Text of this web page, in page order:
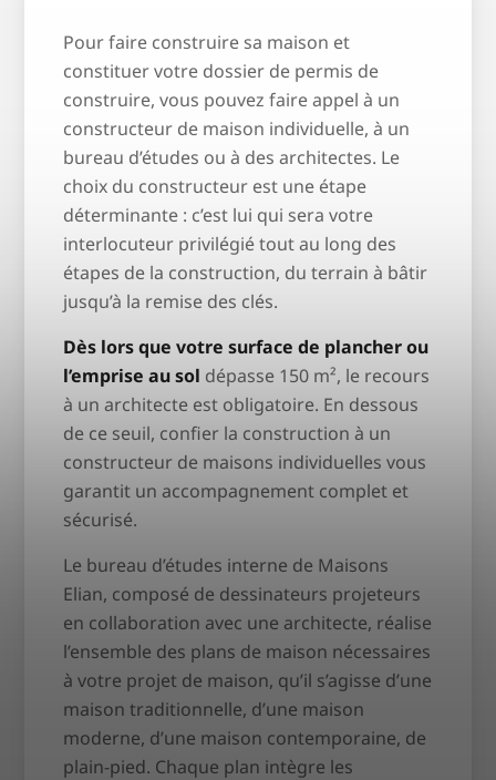
Pour faire construire sa maison et
constituer votre dossier de permis de
construire, vous pouvez faire appel à un
constructeur de maison individuelle, à un
bureau d’études ou à des architectes. Le
choix du constructeur est une étape
déterminante : c’est lui qui sera votre
interlocuteur privilégié tout au long des
étapes de la construction, du terrain à bâtir
jusqu’à la remise des clés.
Dès lors que votre surface de plancher ou
l’emprise au sol dépasse 150 m², le recours
à un architecte est obligatoire. En dessous
de ce seuil, confier la construction à un
constructeur de maisons individuelles vous
garantit un accompagnement complet et
sécurisé.
Le bureau d’études interne de Maisons
Elian, composé de dessinateurs projeteurs
en collaboration avec une architecte, réalise
l’ensemble des plans de maison nécessaires
à votre projet de maison, qu’il s’agisse d’une
maison traditionnelle, d’une maison
moderne, d’une maison contemporaine, de
plain-pied. Chaque plan intègre les